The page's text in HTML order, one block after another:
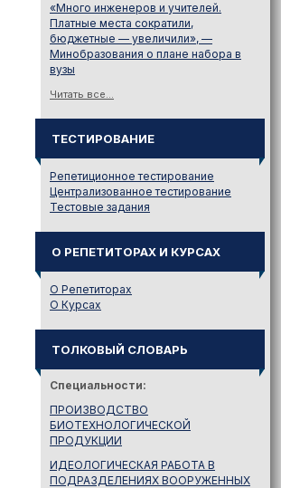
«Много инженеров и учителей.
Платные места сократили,
бюджетные — увеличили», —
Минобразования о плане набора в
вузы
Читать все...
ТЕСТИРОВАНИЕ
Репетиционное тестирование
Централизованное тестирование
Тестовые задания
О РЕПЕТИТОРАХ И КУРСАХ
О Репетиторах
О Курсах
ТОЛКОВЫЙ СЛОВАРЬ
Специальности:
ПРОИЗВОДСТВО
БИОТЕХНОЛОГИЧЕСКОЙ
ПРОДУКЦИИ
ИДЕОЛОГИЧЕСКАЯ РАБОТА В
ПОДРАЗДЕЛЕНИЯХ ВООРУЖЕННЫХ